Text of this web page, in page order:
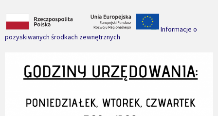
Informacje o
pozyskiwanych środkach zewnętrznych